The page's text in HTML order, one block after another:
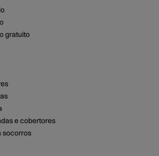
gratuito
e cobertores
socorros